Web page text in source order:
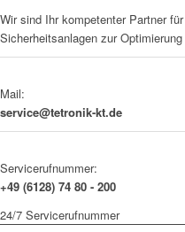
Wir sind Ihr kompetenter Partner
Sicherheitsanlagen zur
Mail:
service@tetronik-kt.de
Servicerufnummer:
+49 (6128) 74 80 - 200
24/7 Servicerufnummer